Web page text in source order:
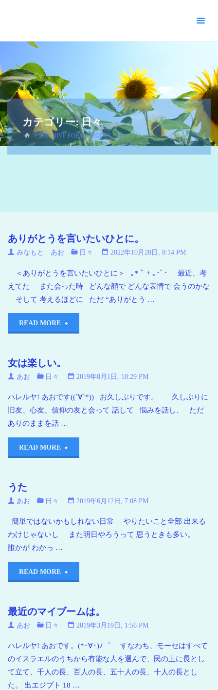
ス
教
福
宣
会
_
摂
海
青
球
カテゴリー:日々
ARCHIVE FOR CATEGORY "日々"
ありがとうを言いたいひとに。
みなもと あお 日々 2022年10月28日, 8:14 PM
＜ありがとうを言いたいひとに＞ ｡* ﾟ + ｡･ﾟ･ 最近、考
えてた また会った時 どんな顔で どんな表情で 会うのかな
そして 考えるほどに ただ “ありがとう …
READ MORE
女は楽しい。
あお 日々 2019年8月1日, 10:29 PM
ハレルヤ! あおです((´∀`*)) お久しぶりです。 久しぶりに
旧友、心友、信仰の友と会って 話して 悩みを話し、 ただ
ありのままを話 …
READ MORE
うた
あお 日々 2019年6月12日, 7:08 PM
簡単ではないかもしれない日常 やりたいこと全部 出来る
わけじゃないし また明日やろうって 思うときも多い。
誰かが わかっ …
READ MORE
最近のマイブームは。
あお 日々 2019年3月19日, 1:56 PM
ハレルヤ! あおです。(*･∀･)ﾉ゜ すなわち、モーセはすべて
のイスラエルのうちから有能な人を選んで、民の上に長とし
て立て、千人の長、百人の長、五十人の長、十人の長とし
た。 出エジプト 18 …